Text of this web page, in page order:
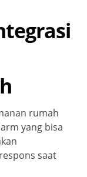
rumah
yang bisa
saat